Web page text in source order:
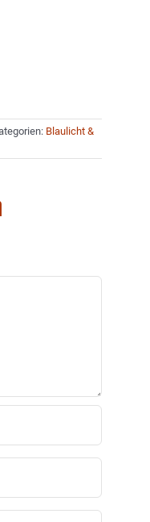
Blaulicht &